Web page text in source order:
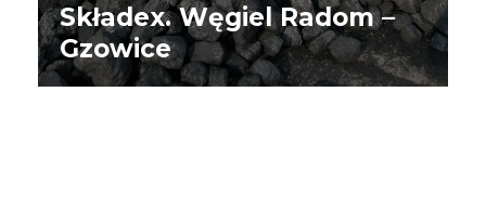
Składex. Węgiel Radom –
Gzowice